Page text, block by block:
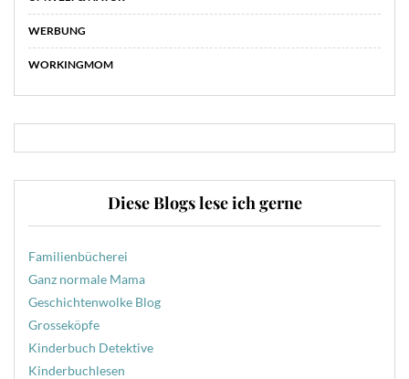
WERBUNG
WORKINGMOM
Diese Blogs lese ich gerne
Familienbücherei
Ganz normale Mama
Geschichtenwolke Blog
Grosseköpfe
Kinderbuch Detektive
Kinderbuchlesen